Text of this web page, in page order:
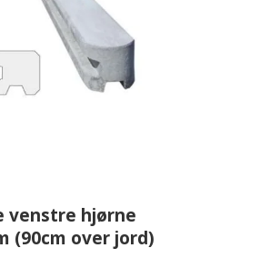
venstre hjørne
(90cm over jord)